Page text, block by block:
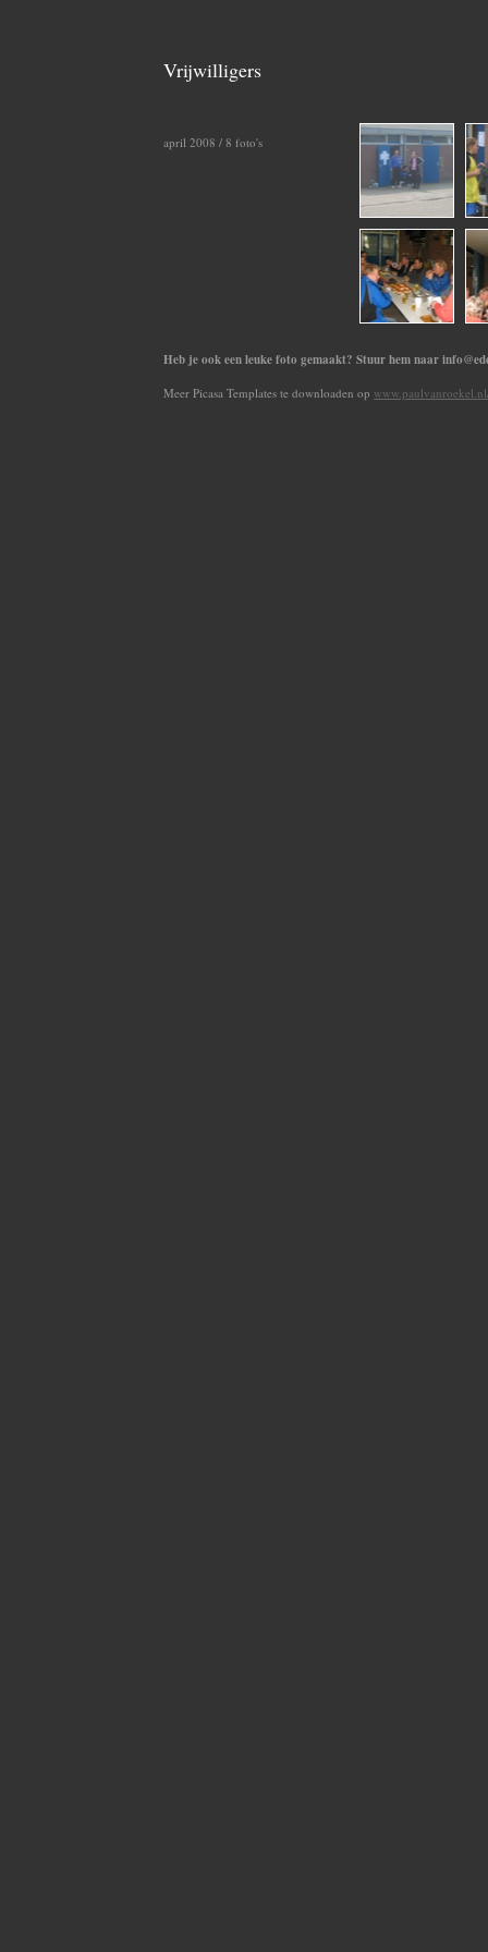
Vrijwilligers
april 2008 / 8 foto's
Heb je ook een leuke foto gemaakt? Stuur hem naar
Meer Picasa Templates te downloaden op